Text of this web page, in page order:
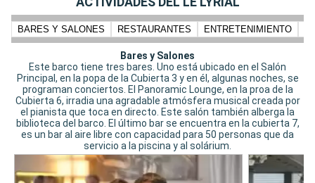
BARES Y SALONES RESTAURANTES ENTRETENIMIENTO
Bares y Salones
Este barco tiene tres bares. Uno está ubicado en el Salón
Principal, en la popa de la Cubierta 3 y en él, algunas noches, se
programan conciertos. El Panoramic Lounge, en la proa de la
Cubierta 6, irradia una agradable atmósfera musical creada por
el pianista que toca en directo. Este salón también alberga la
biblioteca del barco. El último bar se encuentra en la cubierta 7,
es un bar al aire libre con capacidad para 50 personas que da
servicio a la piscina y al solárium.